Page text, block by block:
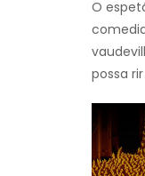
O
possa